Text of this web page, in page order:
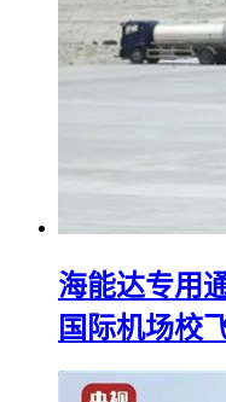
海能达专用
国际机场校